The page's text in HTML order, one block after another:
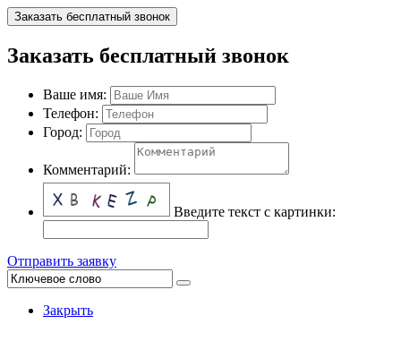
Заказать бесплатный звонок
Заказать бесплатный звонок
Ваше имя:
Телефон:
Город:
Комментарий:
Введите текст с картинки:
Отправить заявку
Закрыть